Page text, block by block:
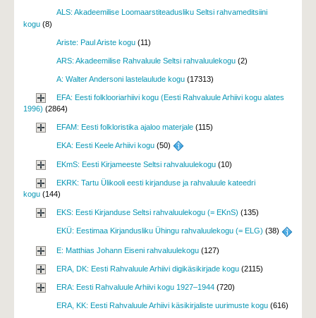
ALS: Akadeemilise Loomaarstiteadusliku Seltsi rahvameditsiini
kogu (8)
Ariste: Paul Ariste kogu (11)
ARS: Akadeemilise Rahvaluule Seltsi rahvaluulekogu (2)
A: Walter Andersoni lastelaulude kogu (17313)
EFA: Eesti folklooriarhiivi kogu (Eesti Rahvaluule Arhiivi kogu alates
1996) (2864)
EFAM: Eesti folkloristika ajaloo materjale (115)
EKA: Eesti Keele Arhiivi kogu (50)
EKmS: Eesti Kirjameeste Seltsi rahvaluulekogu (10)
EKRK: Tartu Ülikooli eesti kirjanduse ja rahvaluule kateedri
kogu (144)
EKS: Eesti Kirjanduse Seltsi rahvaluulekogu (= EKnS) (135)
EKÜ: Eestimaa Kirjandusliku Ühingu rahvaluulekogu (= ELG) (38)
E: Matthias Johann Eiseni rahvaluulekogu (127)
ERA, DK: Eesti Rahvaluule Arhiivi digikäsikirjade kogu (2115)
ERA: Eesti Rahvaluule Arhiivi kogu 1927–1944 (720)
ERA, KK: Eesti Rahvaluule Arhiivi käsikirjaliste uurimuste kogu (616)